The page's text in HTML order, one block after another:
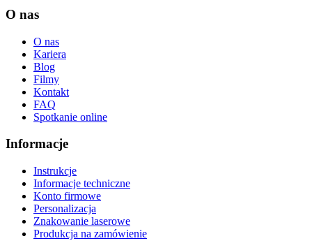
O nas
O nas
Kariera
Blog
Filmy
Kontakt
FAQ
Spotkanie online
Informacje
Instrukcje
Informacje techniczne
Konto firmowe
Personalizacja
Znakowanie laserowe
Produkcja na zamówienie